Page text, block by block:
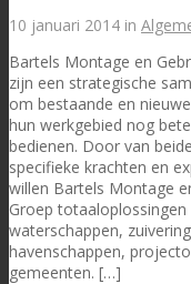
10 januari 2014 in
Bartels Montage en
zijn een strategische
om bestaande en
hun werkgebied nog
bedienen. Door van
specifieke krachten en
willen Bartels Montage
Groep
waterschappen,
havenschappen,
gemeenten. […]